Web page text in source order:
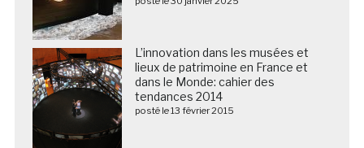
L’innovation dans les musées et
lieux de patrimoine en France et
dans le Monde: cahier des
tendances 2014
posté le 13 février 2015